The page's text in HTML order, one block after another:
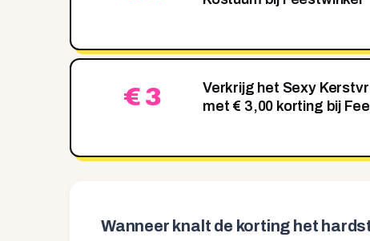
€ 3
Verkrijg het Sexy
met € 3,00 korting bij
Wanneer knalt de korting het